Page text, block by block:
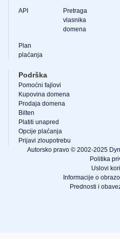
API
Pretraga
vlasnika
domena
Plan
plaćanja
Podrška
Pomoćni fajlovi
Kupovina domena
Prodaja domena
Bilten
Platiti unapred
Opcije plaćanja
Prijavi zloupotrebu
Autorsko pravo © 2002-2025
Politika
Uslovi
Informacije o
Prednosti i